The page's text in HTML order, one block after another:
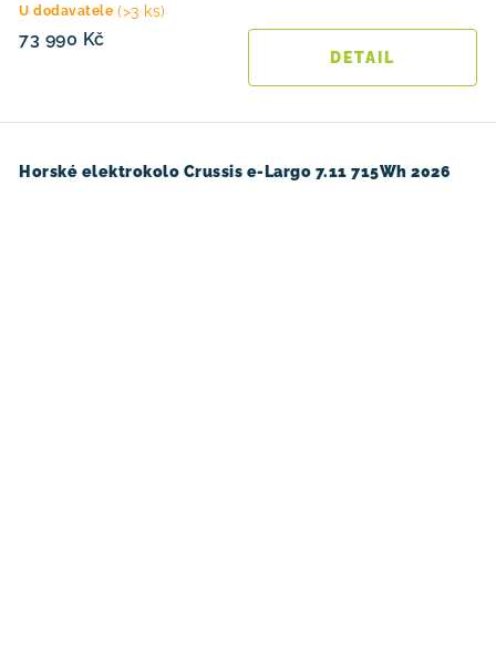
U dodavatele (>3 ks)
73 990 Kč
Horské elektrokolo Crussis e-Largo 7.11 715Wh 2026